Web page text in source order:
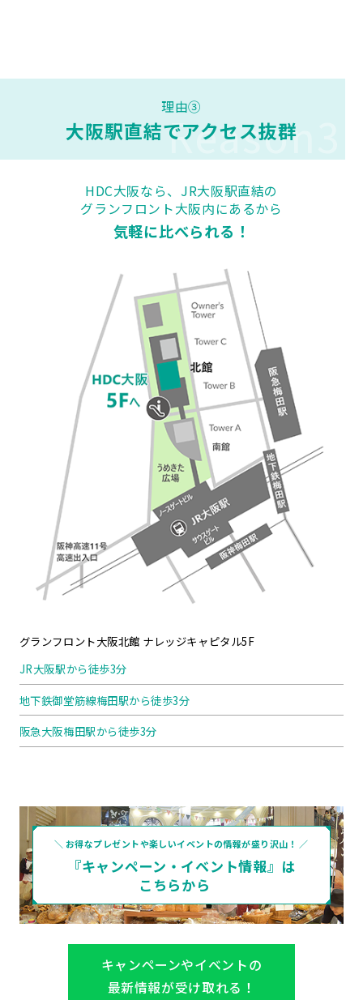
Reason3
理由③
大阪駅直結でアクセス抜群
HDC大阪なら、JR大阪駅直結の
グランフロント大阪内にあるから
気軽に比べられる！
グランフロント大阪北館 ナレッジキャピタル5F
JR大阪駅から徒歩3分
地下鉄御堂筋線梅田駅から徒歩3分
阪急大阪梅田駅から徒歩3分
＼ お得なプレゼントや楽しいイベントの情報が盛り沢山！ ／
『キャンペーン・イベント情報』は
こちらから
キャンペーンやイベントの
最新情報が受け取れる！